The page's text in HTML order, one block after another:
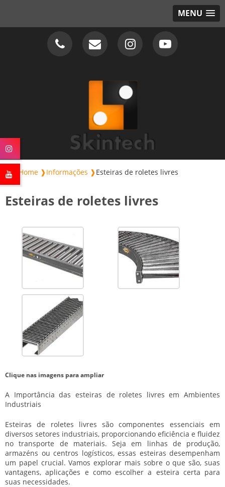
MENU
Home ❱Informações ❱Esteiras de roletes livres
Esteiras de roletes livres
Clique nas imagens para ampliar
A Importância das esteiras de roletes livres em Ambientes
Industriais
Esteiras de roletes livres são componentes essenciais em
diversos setores industriais, proporcionando eficiência e fluidez
no transporte de materiais. Seja em linhas de produção,
armazéns ou centros logísticos, essas esteiras desempenham
um papel crucial. Vamos explorar mais sobre o que são, suas
vantagens, aplicações e como escolher a esteira certa para
suas necessidades.